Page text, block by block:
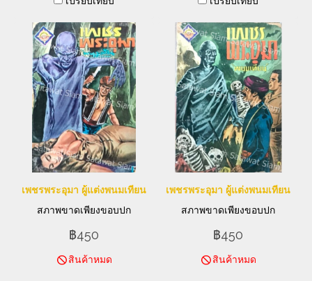
เพชรพระอุมา ผู้แต่งพนมเทียน
สภาพขาดเพียงขอบปก
฿450
สินค้าหมด
เพชรพระอุมา ผู้แต่งพนมเทียน
สภาพขาดเพียงขอบปก
฿450
สินค้าหมด